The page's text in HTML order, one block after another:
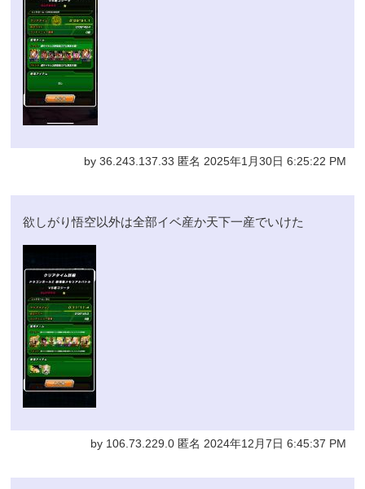
by 36.243.137.33 匿名 2025年1月30日 6:25:22 PM
欲しがり悟空以外は全部イベ産か天下一産でいけた
by 106.73.229.0 匿名 2024年12月7日 6:45:37 PM